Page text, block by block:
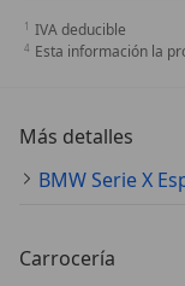
IVA deducible
Esta información la
Más detalles
Carrocería